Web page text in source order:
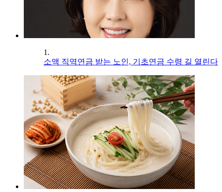
1.
소액 직역연금 받는 노인, 기초연금 수령 길 열린다